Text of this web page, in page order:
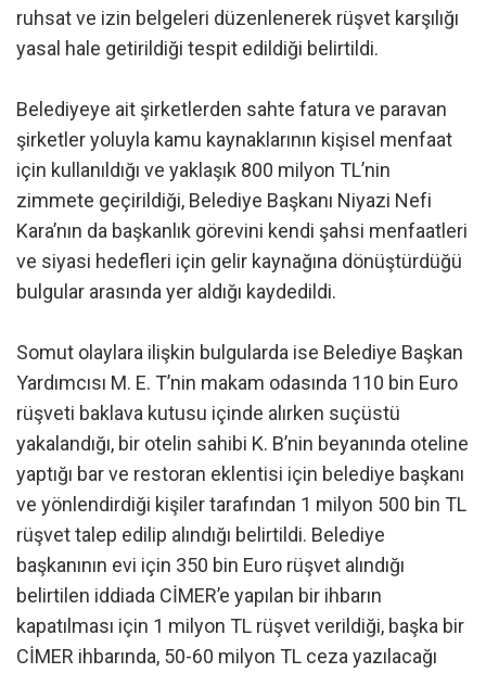
ruhsat ve izin belgeleri düzenlenerek rüşvet karşılığı
yasal hale getirildiği tespit edildiği belirtildi.
Belediyeye ait şirketlerden sahte fatura ve paravan
şirketler yoluyla kamu kaynaklarının kişisel menfaat
için kullanıldığı ve yaklaşık 800 milyon TL’nin
zimmete geçirildiği, Belediye Başkanı Niyazi Nefi
Kara’nın da başkanlık görevini kendi şahsi menfaatleri
ve siyasi hedefleri için gelir kaynağına dönüştürdüğü
bulgular arasında yer aldığı kaydedildi.
Somut olaylara ilişkin bulgularda ise Belediye Başkan
Yardımcısı M. E. T’nin makam odasında 110 bin Euro
rüşveti baklava kutusu içinde alırken suçüstü
yakalandığı, bir otelin sahibi K. B’nin beyanında oteline
yaptığı bar ve restoran eklentisi için belediye başkanı
ve yönlendirdiği kişiler tarafından 1 milyon 500 bin TL
rüşvet talep edilip alındığı belirtildi. Belediye
başkanının evi için 350 bin Euro rüşvet alındığı
belirtilen iddiada CİMER’e yapılan bir ihbarın
kapatılması için 1 milyon TL rüşvet verildiği, başka bir
CİMER ihbarında, 50-60 milyon TL ceza yazılacağı